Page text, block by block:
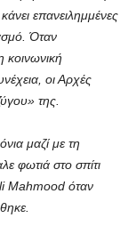
επανειλημμένες
Όταν
κοινωνική
οι Αρχές
της.
μαζί με τη
φωτιά στο σπίτι
Mahmood όταν